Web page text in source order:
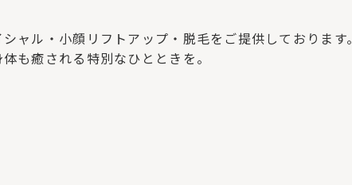
ャル・小顔リフトアップ・脱毛をご提供しております。
も癒される特別なひとときを。